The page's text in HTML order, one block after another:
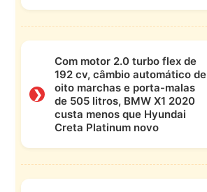
❯
Com motor 2.0 turbo flex de
192 cv, câmbio automático de
oito marchas e porta-malas
de 505 litros, BMW X1 2020
custa menos que Hyundai
Creta Platinum novo